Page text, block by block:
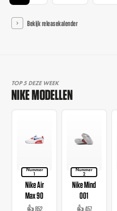
Bekijk releasekalender
TOP 5 DEZE WEEK
NIKE MODELLEN
Nummer
1
Nike Air
Max 90
👍 852
Nummer
2
Nike Mind
001
👍 457